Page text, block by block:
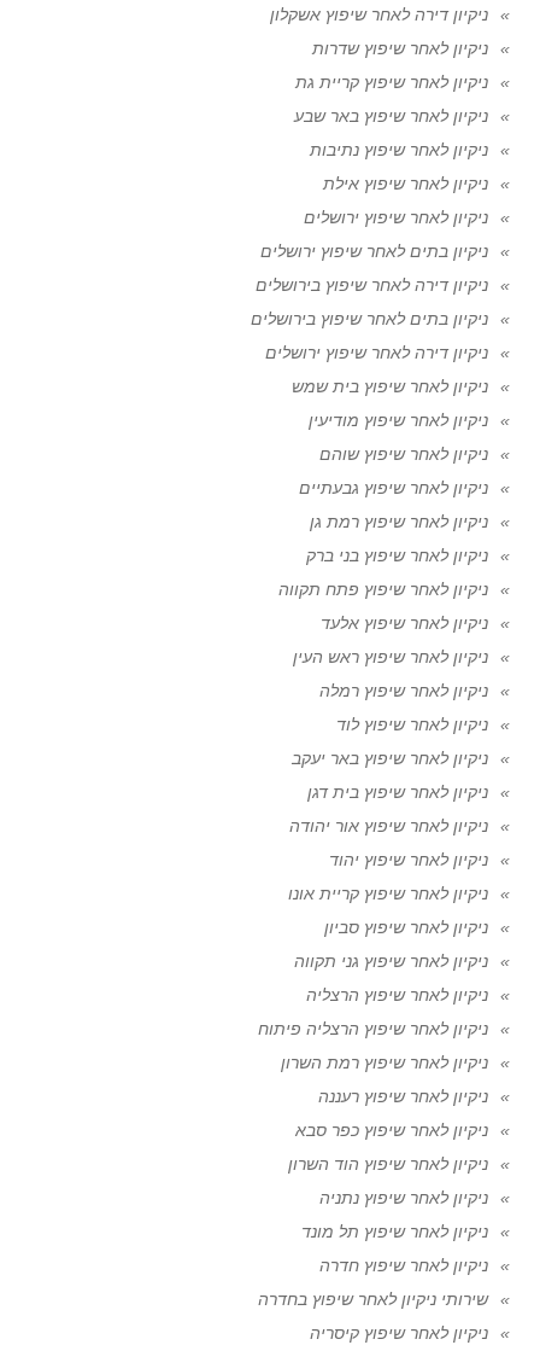
ניקיון דירה לאחר שיפוץ אשקלון
ניקיון לאחר שיפוץ שדרות
ניקיון לאחר שיפוץ קריית גת
ניקיון לאחר שיפוץ באר שבע
ניקיון לאחר שיפוץ נתיבות
ניקיון לאחר שיפוץ אילת
ניקיון לאחר שיפוץ ירושלים
ניקיון בתים לאחר שיפוץ ירושלים
ניקיון דירה לאחר שיפוץ בירושלים
ניקיון בתים לאחר שיפוץ בירושלים
ניקיון דירה לאחר שיפוץ ירושלים
ניקיון לאחר שיפוץ בית שמש
ניקיון לאחר שיפוץ מודיעין
ניקיון לאחר שיפוץ שוהם
ניקיון לאחר שיפוץ גבעתיים
ניקיון לאחר שיפוץ רמת גן
ניקיון לאחר שיפוץ בני ברק
ניקיון לאחר שיפוץ פתח תקווה
ניקיון לאחר שיפוץ אלעד
ניקיון לאחר שיפוץ ראש העין
ניקיון לאחר שיפוץ רמלה
ניקיון לאחר שיפוץ לוד
ניקיון לאחר שיפוץ באר יעקב
ניקיון לאחר שיפוץ בית דגן
ניקיון לאחר שיפוץ אור יהודה
ניקיון לאחר שיפוץ יהוד
ניקיון לאחר שיפוץ קריית אונו
ניקיון לאחר שיפוץ סביון
ניקיון לאחר שיפוץ גני תקווה
ניקיון לאחר שיפוץ הרצליה
ניקיון לאחר שיפוץ הרצליה פיתוח
ניקיון לאחר שיפוץ רמת השרון
ניקיון לאחר שיפוץ רעננה
ניקיון לאחר שיפוץ כפר סבא
ניקיון לאחר שיפוץ הוד השרון
ניקיון לאחר שיפוץ נתניה
ניקיון לאחר שיפוץ תל מונד
ניקיון לאחר שיפוץ חדרה
שירותי ניקיון לאחר שיפוץ בחדרה
ניקיון לאחר שיפוץ קיסריה